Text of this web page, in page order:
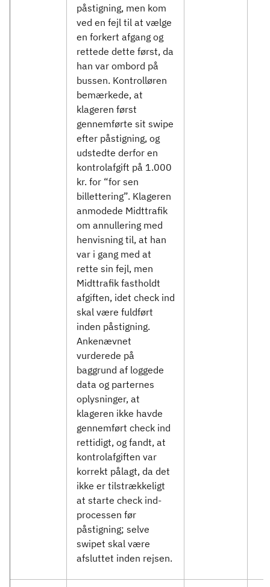
påstigning, men kom
ved en fejl til at vælge
en forkert afgang og
rettede dette først, da
han var ombord på
bussen. Kontrolløren
bemærkede, at
klageren først
gennemførte sit swipe
efter påstigning, og
udstedte derfor en
kontrolafgift på 1.000
kr. for “for sen
billettering”. Klageren
anmodede Midttrafik
om annullering med
henvisning til, at han
var i gang med at
rette sin fejl, men
Midttrafik fastholdt
afgiften, idet check ind
skal være fuldført
inden påstigning.
Ankenævnet
vurderede på
baggrund af loggede
data og parternes
oplysninger, at
klageren ikke havde
gennemført check ind
rettidigt, og fandt, at
kontrolafgiften var
korrekt pålagt, da det
ikke er tilstrækkeligt
at starte check ind-
processen før
påstigning; selve
swipet skal være
afsluttet inden rejsen.